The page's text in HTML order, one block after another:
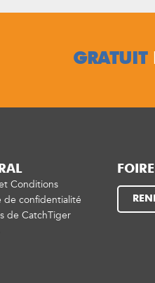
GRATUIT
Conditions
de confidentialité
de CatchTiger